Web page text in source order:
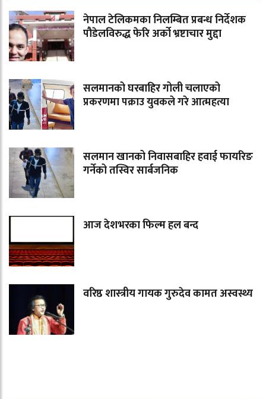
नेपाल टेलिकमका निलम्बित प्रबन्ध निर्देशक
पौडेलविरुद्ध फेरि अर्को भ्रष्टाचार मुद्दा
सलमानको घरबाहिर गोली चलाएको
प्रकरणमा पक्राउ युवकले गरे आत्महत्या
सलमान खानको निवासबाहिर हवाई फायरिङ
गर्नेको तस्विर सार्बजनिक
आज देशभरका फिल्म हल बन्द
वरिष्ठ शास्त्रीय गायक गुरुदेव कामत अस्वस्थ्य